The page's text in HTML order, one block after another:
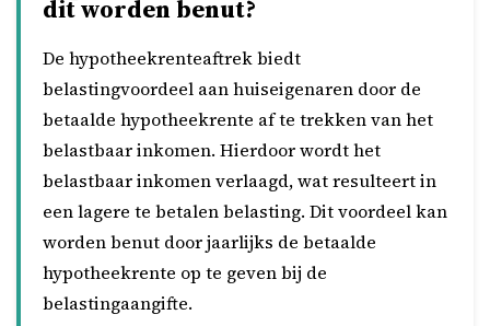
dit worden benut?
De hypotheekrenteaftrek biedt
belastingvoordeel aan huiseigenaren door de
betaalde hypotheekrente af te trekken van het
belastbaar inkomen. Hierdoor wordt het
belastbaar inkomen verlaagd, wat resulteert in
een lagere te betalen belasting. Dit voordeel kan
worden benut door jaarlijks de betaalde
hypotheekrente op te geven bij de
belastingaangifte.